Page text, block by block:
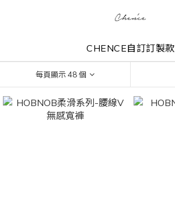
CHENCE自訂訂製款
每頁顯示 48 個